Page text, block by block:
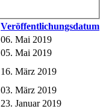
Veröffentlichungsdatum
06. Mai 2019
05. Mai 2019
16. März 2019
03. März 2019
23. Januar 2019